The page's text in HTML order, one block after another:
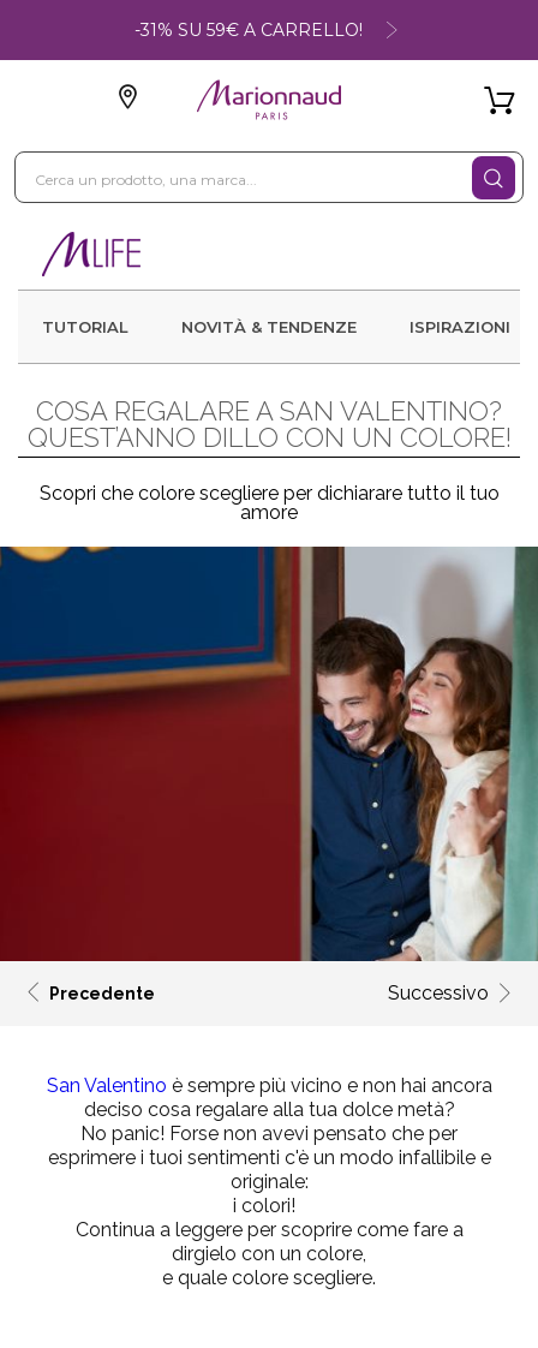
-31% SU 59€ A CARRELLO!
TUTORIAL NOVITÀ & TENDENZE ISPIRAZIONI
COSA REGALARE A SAN VALENTINO?
QUEST’ANNO DILLO CON UN COLORE!
Scopri che colore scegliere per dichiarare tutto il tuo
amore
Precedente Successivo
San Valentino è sempre più vicino e non hai ancora
deciso cosa regalare alla tua dolce metà?
No panic! Forse non avevi pensato che per
esprimere i tuoi sentimenti c'è un modo infallibile e
originale:
i colori!
Continua a leggere per scoprire come fare a
dirgielo con un colore,
e quale colore scegliere.